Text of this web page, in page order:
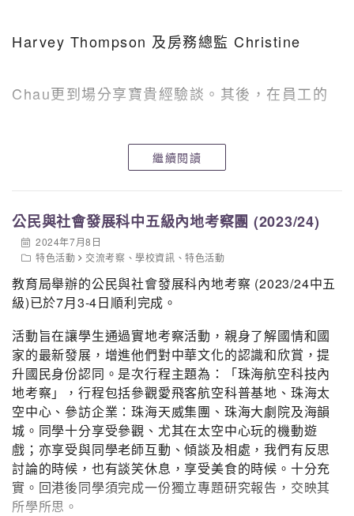
Harvey Thompson 及房務總監 Christine
Chau更到場分享寶貴經驗談。其後，在員工的
同學們得以親身遊歷酒店每個角
落，細細品味與體會逸東團隊如何將其理念、願
景、及使命連結酒店內部環境、所在社區，和當
地社群。當天的體驗除了讓同學更了解行業使命
及職業機會，更突破了同學對酒店的傳統想象和
界限，體會到酒店對推廣創意藝術、可持續發
展、公等和人文精神的重要性。
繼續閱讀
公民與社會發展科中五級內地考察團 (2023/24)
2024年7月8日
特色活動
交流考察 、學校資訊 、特色活動
教育局舉辦的公民與社會發展科內地考察 (2023/24中五
級)已於7月3-4日順利完成。
活動旨在讓學生通過實地考察活動，親身了解國情和國
家的最新發展，增進他們對中華文化的認識和欣賞，提
升國民身份認同。是次行程主題為：「珠海航空科技內
地考察」，行程包括參觀愛飛客航空科普基地、珠海太
空中心、參訪企業：珠海天威集團、珠海大劇院及海韻
城。同學十分享受參觀、尤其在太空中心玩的機動遊
戲；亦享受與同學老師互動、傾談及相處，我們有反思
討論的時候，也有談笑休息，享受美食的時候。十分充
實。回港後同學須完成一份獨立專題研究報告，交映其
所學所思。